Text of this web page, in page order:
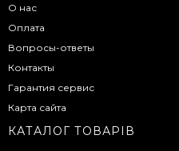
О нас
Оплата
Вопросы-ответы
Контакты
Гарантия сервис
Карта сайта
КАТАЛОГ ТОВАРІВ